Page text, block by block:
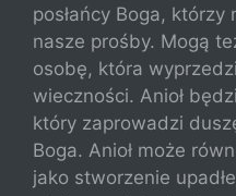
posłańcy Boga,
nasze prośby. Mogą
osobę, która
wieczności. Anioł
który zaprowadzi
Boga. Anioł może
jako stworzenie